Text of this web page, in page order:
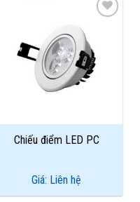
Add to
Wishlist
Chiếu điểm LED PC
Giá: Liên hệ